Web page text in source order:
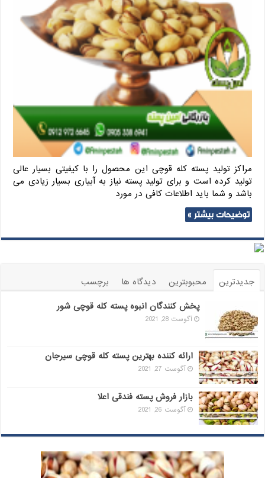
مراکز تولید پسته کله قوچی این محصول را با کیفیتی بسیار عالی
تولید کرده است و برای تولید پسته نیاز به آبیاری بسیار زیادی می
باشد و شما باید اطلاعات کافی در مورد
توضیحات بیشتر »
جدیدترین محبوبترین دیدگاه ها
برچسب
پخش کنندگان انبوه پسته کله قوچی شور
آگوست 28, 2021
ارائه کننده بهترین پسته کله قوچی سیرجان
آگوست 27, 2021
بازار فروش پسته فندقی اعلا
آگوست 26, 2021